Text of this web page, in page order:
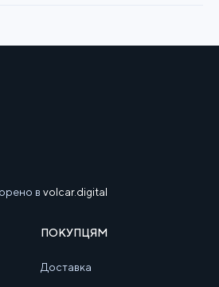
в volcar.digital
ПОКУПЦЯМ
Доставка